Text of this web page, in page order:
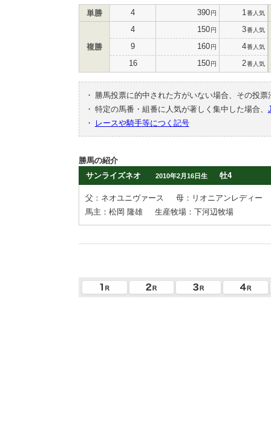
単勝 4 390円 1 番人気
複勝
4 150円 3番人気
9 160円 4番人気
16 150円 2番人気
・
勝馬投票に的中された方がいない場合、その投
・ 特定の馬番・組番に人気が著しく集中した場合、
・
レースや騎手等につく記号
勝馬の紹介
サンライズネオ
2010年2月16日生 牡4
父：ネオユニヴァース
母：リオニアンレディー
馬主：松岡 隆雄
生産牧場：下河辺牧場